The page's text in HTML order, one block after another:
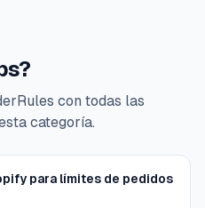
con todas las
categoría.
para límites de pedidos